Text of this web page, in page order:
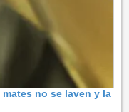
no se laven y la